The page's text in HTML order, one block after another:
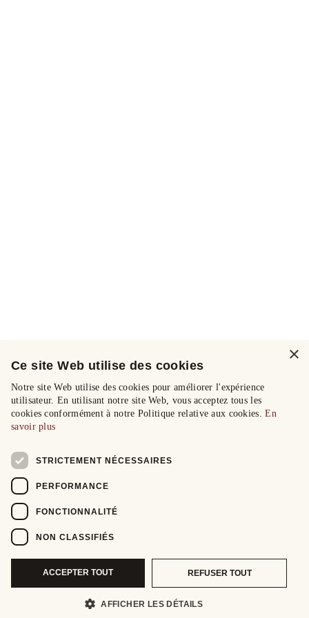
×
Ce site Web utilise des cookies
Notre site Web utilise des cookies pour améliorer l'expérience
utilisateur. En utilisant notre site Web, vous acceptez tous les
cookies conformément à notre Politique relative aux cookies.En
savoir plus
STRICTEMENT NÉCESSAIRES
PERFORMANCE
FONCTIONNALITÉ
NON CLASSIFIÉS
ACCEPTER TOUT REFUSER TOUT
AFFICHER LES DÉTAILS